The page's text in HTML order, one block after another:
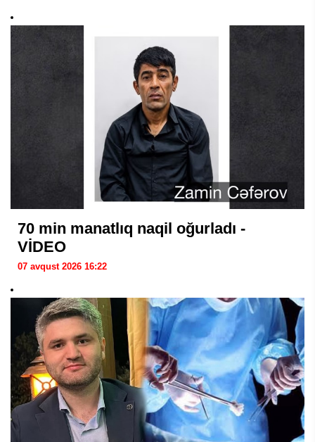
70 min manatlıq naqil oğurladı -
VİDEO
07 avqust 2026 16:22